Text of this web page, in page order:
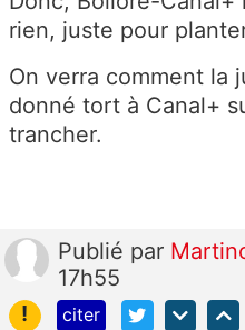
rien, juste pour
On verra comment la
donné tort à Canal+
trancher.
Publié par
17h55
!
citer